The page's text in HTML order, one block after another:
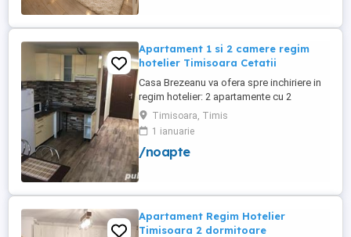
Apartament 1 si 2 camere regim
hotelier Timisoara Cetatii
Casa Brezeanu va ofera spre inchiriere in
regim hotelier: 2 apartamente cu 2
dormitoare, baie si bucatarie proprie. (4
locuri cazare in fiecare apartament) 1
apartament cu 1 dormitor, baie si
bucatarie proprie. (3 locuri cazare) Fiecare
Timisoara, Timis
1 ianuarie
/noapte
Apartament Regim Hotelier
Timisoara 2 dormitoare